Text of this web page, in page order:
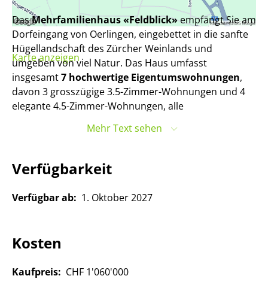
Karte anzeigen
DasMehrfamilienhaus «Feldblick»empfängt Sie am
Dorfeingang von Oerlingen, eingebettet in die sanfte
Hügellandschaft des Zürcher Weinlands und
umgeben von viel Natur. Das Haus umfasst
insgesamt7 hochwertige Eigentumswohnungen,
davon 3 grosszügige 3.5-Zimmer-Wohnungen und 4
elegante 4.5-Zimmer-Wohnungen, alle
freundlichen und einladenden Wohnambiente.
Oerlingen selbst vereint ländliche
Idylle mit hervorragender Erreichbarkeit. Feldblick ist
die Komfort und Lebensqualität schätzen. Hier
Mehr Text sehen
Verfügbarkeit
Verfügbar ab: 1. Oktober 2027
Kosten
Kaufpreis: CHF 1'060'000